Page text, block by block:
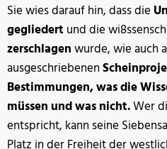
Sie wies darauf hin, dass die
gegliedert und die
zerschlagenwurde, wie auch
ausgeschriebenen
Bestimmungen, was die
müssen und was nicht.Wer
entspricht, kann seine
Platz in der Freiheit der